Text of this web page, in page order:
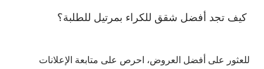
كيف تجد أفضل شقق للكراء بمرتيل للطلبة؟
للعثور على أفضل العروض، احرص على متابعة الإعلانات